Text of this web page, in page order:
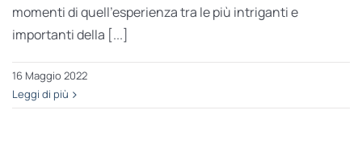
momenti di quell’esperienza tra le più intriganti e
importanti della [...]
16 Maggio 2022
Leggi di più